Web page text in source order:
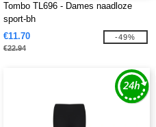
Tombo TL696 - Dames naadloze
sport-bh
€11.70
€22.94
-49%